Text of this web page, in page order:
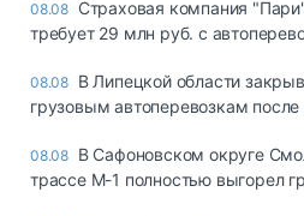
08.08 Страховая компания
требует 29 млн руб. с
08.08 В Липецкой области
грузовым автоперевозкам
08.08 В Сафоновском округе
трассе М-1 полностью выгорел